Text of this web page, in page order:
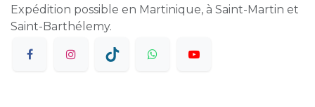
Expédition possible en Martinique, à Saint-Martin et
Saint-Barthélemy.